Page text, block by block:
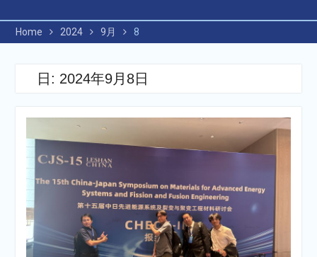
Home 2024 9月 8
日: 2024年9月8日